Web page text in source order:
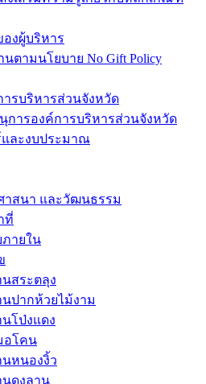
งผู้บริหาร
นตามนโยบาย No Gift Policy
รบริหารส่วนจังหวัด
การองค์การบริหารส่วนจังหวัด
ละงบประมาณ
าสนา และวัฒนธรรม
ที่
ายใน
สระตลุง
ปากห้วยไม้งาม
โป่งแดง
อโคน
หนองงิ้ว
นดงลาน